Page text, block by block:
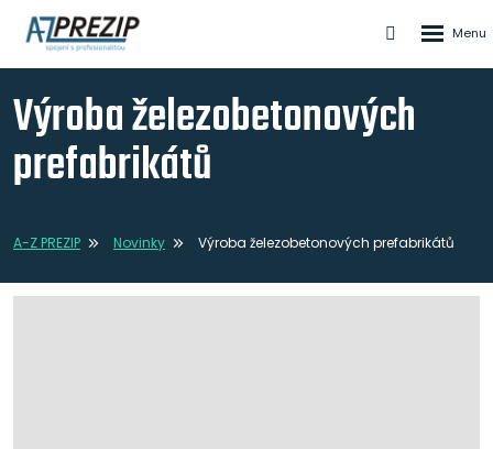
Výroba železobetonových
prefabrikátů
A-Z PREZIP Novinky Výroba železobetonových prefabrikátů